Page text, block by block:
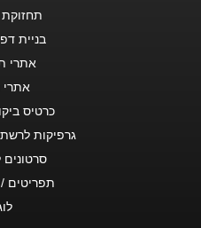
בניית
אתרי
אתרי
כרטיס
גרפיקות
תפריטים /